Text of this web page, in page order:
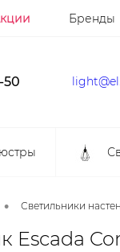
Бренды
50
• Светильники
Escada